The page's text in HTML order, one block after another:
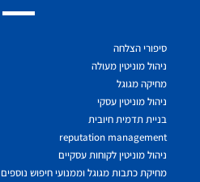
סיפורי הצלחה
ניהול מוניטין מעולה
מחיקה מגוגל
ניהול מוניטין עסקי
בניית תדמית חיובית
reputation management
ניהול מוניטין לקוחות עסקיים
מחיקת כתבות מגוגל וממנועי חיפוש נוספים